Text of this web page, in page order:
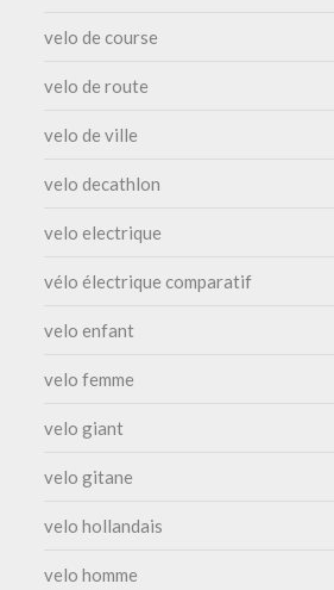
velo de course
velo de route
velo de ville
velo decathlon
velo electrique
vélo électrique comparatif
velo enfant
velo femme
velo giant
velo gitane
velo hollandais
velo homme